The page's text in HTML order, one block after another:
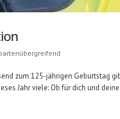
zum 125-jährigen Geburtstag
Jahr viele: Ob für dich und